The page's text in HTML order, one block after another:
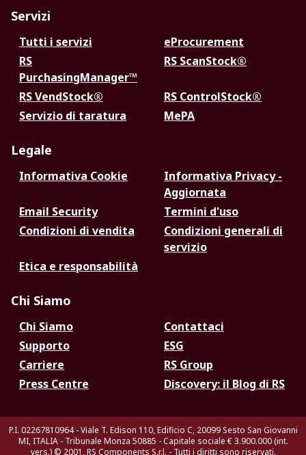
Servizi
Tutti i servizi
eProcurement
RS
PurchasingManager™
RS ScanStock®
RS VendStock®
RS ControlStock®
Servizio di taratura
MePA
Legale
Informativa Cookie
Informativa Privacy -
Aggiornata
Email Security
Termini d'uso
Condizioni di vendita
Condizioni generali di
servizio
Etica e responsabilità
Chi Siamo
Chi Siamo
Contattaci
Supporto
ESG
Carriere
RS Group
Press Centre
Discovery: il Blog di RS
P.I. 02267810964 - Viale T. Edison 110, Edificio C, 20099 Sesto San Giovanni
MI, ITALIA - Tribunale Monza 50885 - Capitale sociale € 3.900.000 (int.
vers.) © 2001, RS Components S.r.l. - Tutti i diritti sono riservati.